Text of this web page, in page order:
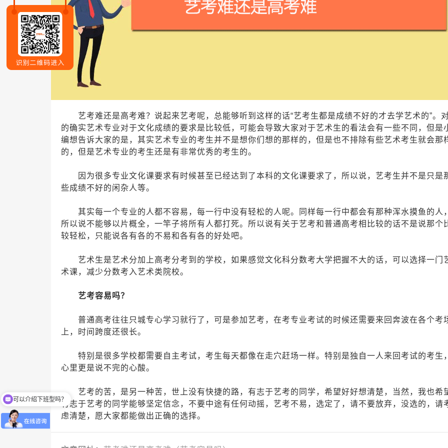
艺考难还是高考难？说起来艺考 呢，总能够听到这样的话“艺考生都是成绩不好的才去学艺术的”。
的确实艺术专业对于文化成绩的要求是比较低，可能会导致大家对于艺术生的看法会有一些不同，但是
编想告诉大家的是，其实艺术专业的考生并不是想你们想的那样的，但是也不排除有些艺术考生就会那
的，但是艺术专业的考生还是有非常优秀的考生的。
因为很多专业文化课要求有时候甚至已经达到了本科的文化课要求了，所以说，艺考生并不是只是
些成绩不好的闲杂人等。
其实每一个专业的人都不容易，每一行中没有轻松的人呢。同样每一行中都会有那种浑水摸鱼的人
所以说不能够以片概全，一竿子将所有人都打死。所以说有关于艺考和普通高考相比较的话不是说那个
较轻松，只能说各有各的不易和各有各的好处吧。
艺术生是艺术分加上高考分考到的学校，如果感觉文化科分数考大学把握不大的话，可以选择一门
术课，减少分数考入艺术类院校。
艺考容易吗？
普通高考往往只城专心学习就行了，可是参加艺考，在考专业考试的时候还需要来回奔波在各个考
上，时间跨度还很长。
特别是很多学校都需要自主考试，考生每天都像在走穴赶场一样。特别是独自一人来回考试的考生
心里更是说不完的心酸。
艺考的苦，是另一种苦，世上没有快捷的路，有志于艺考的同学，希望好好想清楚，当然，我也希
有志于艺考的同学能够坚定信念，不要中途有任何动摇，艺考不易，选定了，请不要放弃，没选的，请
虑清楚，愿大家都能做出正确的选择。
可以介绍下班型吗？
你们是怎么收费的呢